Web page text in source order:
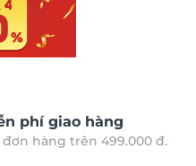
phí giao hàng
đơn hàng trên 499.000 đ.